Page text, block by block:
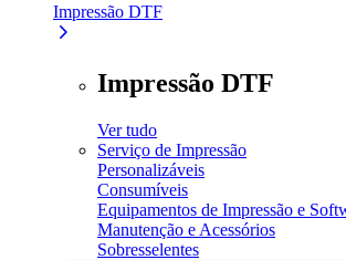
Impressão DTF
Impressão DTF
Ver tudo
Serviço de Impressão
Personalizáveis
Consumíveis
Equipamentos de Impressão e
Manutenção e Acessórios
Sobresselentes